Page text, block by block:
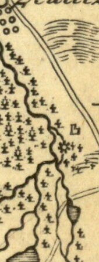
Witamy na